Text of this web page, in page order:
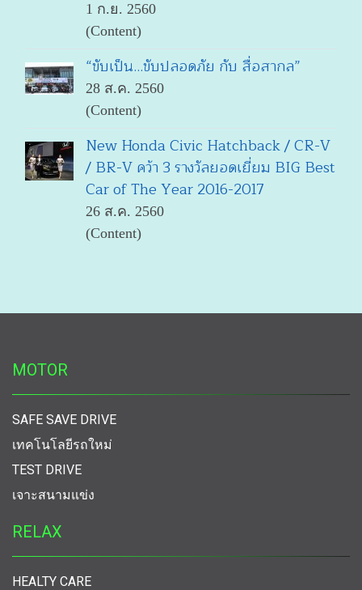
1 ก.ย. 2560
(Content)
“ขับเป็น...ขับปลอดภัย กับ สื่อสากล”
28 ส.ค. 2560
(Content)
New Honda Civic Hatchback / CR-V
/ BR-V คว้า 3 รางวัลยอดเยี่ยม BIG Best
Car of The Year 2016-2017
26 ส.ค. 2560
(Content)
MOTOR
SAFE SAVE DRIVE
เทคโนโลยีรถใหม่
TEST DRIVE
เจาะสนามแข่ง
RELAX
HEALTY CARE